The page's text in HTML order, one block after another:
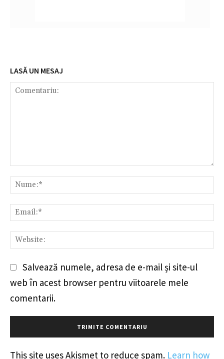
LASĂ UN MESAJ
Salvează numele, adresa de e-mail și site-ul
web în acest browser pentru viitoarele mele
comentarii.
This site uses Akismet to reduce spam. Learn how